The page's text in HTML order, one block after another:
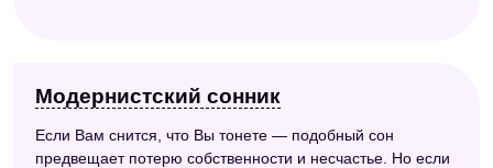
Модернистский сонник
Если Вам снится, что Вы тонете — подобный сон
предвещает потерю собственности и несчастье. Но если